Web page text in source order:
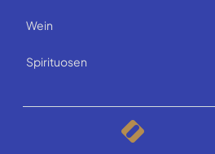
Wein
Spirituosen